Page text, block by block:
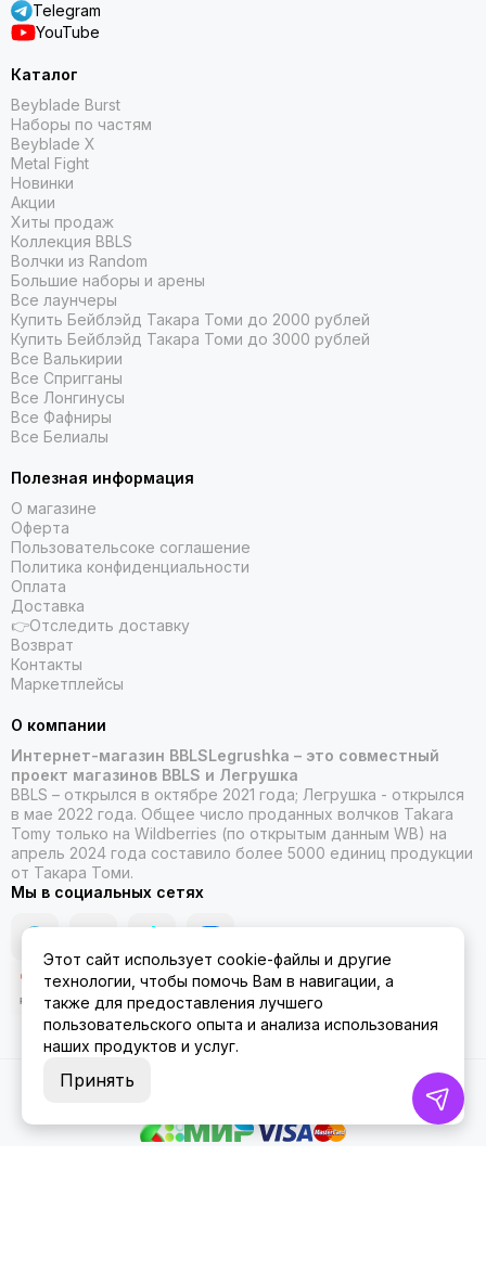
Telegram
YouTube
Каталог
Beyblade Burst
Наборы по частям
Beyblade X
Metal Fight
Новинки
Акции
Хиты продаж
Коллекция BBLS
Волчки из Random
Большие наборы и арены
Все лаунчеры
Купить Бейблэйд Такара Томи до 2000 рублей
Купить Бейблэйд Такара Томи до 3000 рублей
Все Валькирии
Все Спригганы
Все Лонгинусы
Все Фафниры
Все Белиалы
Полезная информация
О магазине
Оферта
Пользовательсоке соглашение
Политика конфиденциальности
Оплата
Доставка
👉Отследить доставку
Возврат
Контакты
Маркетплейсы
О компании
Интернет-магазин BBLSLegrushka – это совместный
проект магазинов BBLS и Легрушка
BBLS – открылся в октябре 2021 года; Легрушка - открылся
в мае 2022 года. Общее число проданных волчков Takara
Tomy только на Wildberries (по открытым данным WB) на
апрель 2024 года составило более 5000 единиц продукции
от Такара Томи.
Мы в социальных сетях
2026 © ББЛСЛегрушка.
Этот сайт использует cookie-файлы и другие
технологии, чтобы помочь Вам в навигации, а
также для предоставления лучшего
пользовательского опыта и анализа использования
наших продуктов и услуг.
Принять